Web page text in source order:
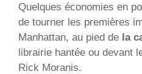
Quelques économies en
de tourner les premières
Manhattan, au pied de la
librairie hantée ou devant
Rick Moranis.